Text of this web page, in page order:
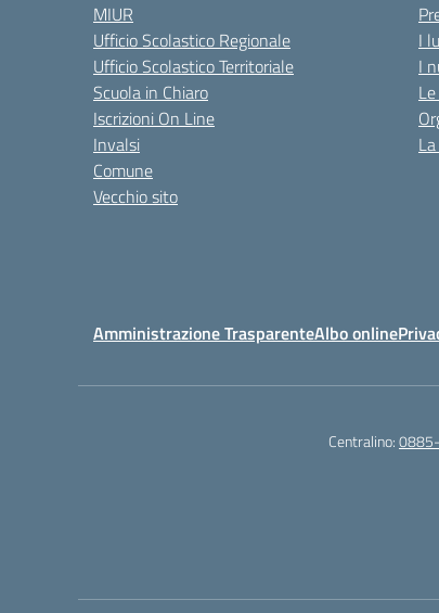
MIUR
Ufficio Scolastico Regionale
Ufficio Scolastico Territoriale
Scuola in Chiaro
Iscrizioni On Line
Invalsi
Comune
Vecchio sito
I
I
Amministrazione TrasparenteAlbo online
Centralino: